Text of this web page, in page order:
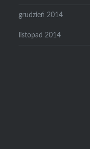
grudzień 2014
listopad 2014